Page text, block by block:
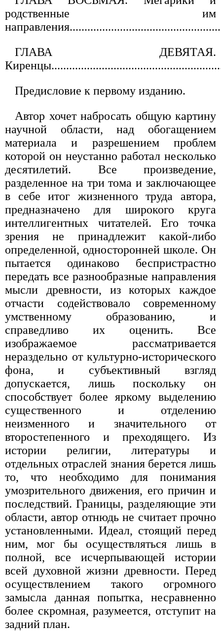
родственные им
ГЛАВА ДЕВЯТАЯ.
Предисловие к первому изданию.
Автор хочет набросать общую картину
научной области, над обогащением
материала и разрешением проблем
которой он неустанно работал несколько
десятилетий. Все произведение,
разделенное на три тома и заключающее
в себе итог жизненного труда автора,
предназначено для широкого круга
интеллигентных читателей. Его точка
зрения не принадлежит какой-либо
определенной, односторонней школе. Он
пытается одинаково беспристрастно
передать все разнообразные направления
мысли древности, из которых каждое
отчасти содействовало современному
умственному образованию, и
справедливо их оценить. Все
изображаемое рассматривается
нераздельно от культурно-исторического
фона, и субъективный взгляд
допускается, лишь поскольку он
способствует более яркому выделению
существенного и отделению
неизменного и значительного от
второстепенного и преходящего. Из
истории религии, литературы и
отдельных отраслей знания берется лишь
то, что необходимо для понимания
умозрительного движения, его причин и
последствий. Границы, разделяющие эти
области, автор отнюдь не считает прочно
установленными. Идеал, стоящий перед
ним, мог бы осуществляться лишь в
полной, все исчерпывающей истории
всей духовной жизни древности. Перед
осуществлением такого огромного
замысла данная попытка, несравненно
более скромная, разумеется, отступит на
задний план.